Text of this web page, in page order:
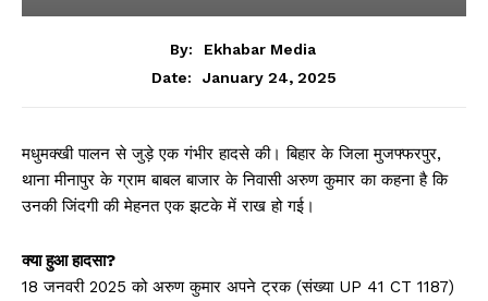
By:
Ekhabar Media
Date:
January 24, 2025
मधुमक्खी पालन से जुड़े एक गंभीर हादसे की। बिहार के जिला मुजफ्फरपुर,
थाना मीनापुर के ग्राम बाबल बाजार के निवासी अरुण कुमार का कहना है कि
उनकी जिंदगी की मेहनत एक झटके में राख हो गई।
क्या हुआ हादसा?
18 जनवरी 2025 को अरुण कुमार अपने ट्रक (संख्या UP 41 CT 1187)